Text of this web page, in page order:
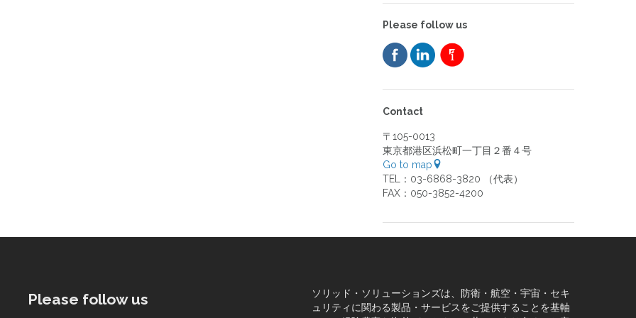
Please follow us
Contact
〒105-0013
東京都港区浜松町一丁目２番４号
Go to map
TEL：03-6868-3820 （代表）
FAX：050-3852-4200
Please follow us
ソリッド・ソリューションズは、防衛・航空・宇宙・セキ
ュリティに関わる製品・サービスをご提供することを基軸